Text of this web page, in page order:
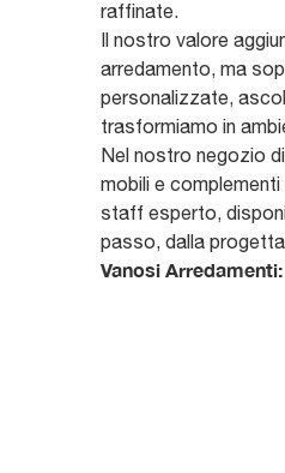
raffinate.
Il nostro valore
arredamento, ma
personalizzate,
trasformiamo in
Nel nostro negozio
mobili e
staff esperto,
passo, dalla
Vanosi